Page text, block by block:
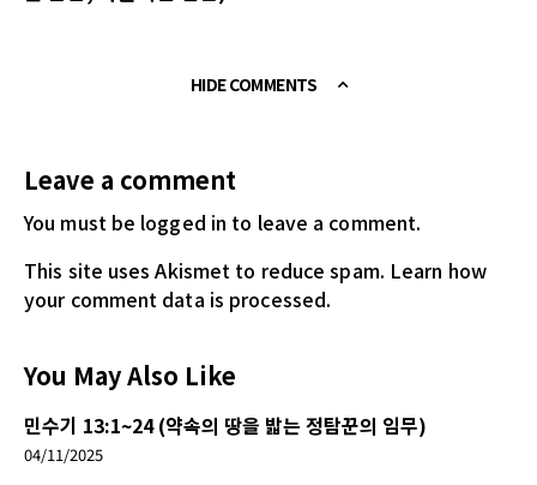
HIDE COMMENTS
Leave a comment
You must be logged in to leave a comment.
This site uses Akismet to reduce spam. Learn how
your comment data is processed.
You May Also Like
민수기 13:1~24 (약속의 땅을 밟는 정탐꾼의 임무)
04/11/2025